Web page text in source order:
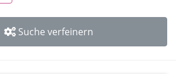
Suche verfeinern